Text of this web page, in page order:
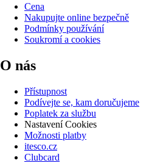
Cena
Nakupujte online bezpečně
Podmínky používání
Soukromí a cookies
O nás
Přístupnost
Podívejte se, kam doručujeme
Poplatek za službu
Nastavení Cookies
Možnosti platby
itesco.cz
Clubcard